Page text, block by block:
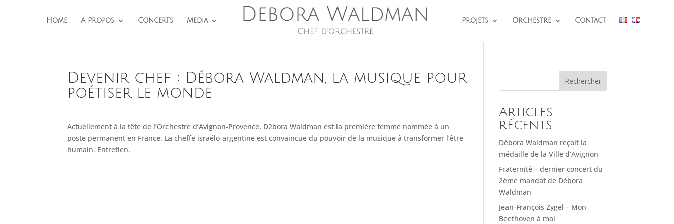
Home A Propos Concerts Media Projets Orchestre Contact
Devenir chef : Débora Waldman, la musique pour
poétiser le monde
Actuellement à la tête de l’Orchestre d’Avignon-Provence, D2bora Waldman est la première femme nommée à un
poste permanent en France. La cheffe israélo-argentine est convaincue du pouvoir de la musique à transformer l’être
humain. Entretien.
Rechercher
Articles
récents
Débora Waldman reçoit la
médaille de la Ville d’Avignon
Fraternité – dernier concert du
2ème mandat de Débora
Waldman
Jean-François Zygel – Mon
Beethoven à moi